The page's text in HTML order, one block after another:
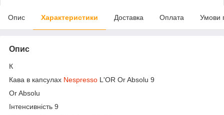
Опис Характеристики Доставка Оплата Умови
Опис
К
Кава в капсулах Nespresso L'OR Or Absolu 9
Or Absolu
Інтенсивність 9